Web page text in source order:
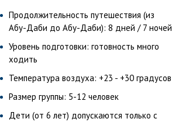
Продолжительность путешествия (из
Абу-Даби до Абу-Даби): 8 дней / 7 ночей
Уровень подготовки: готовность много
ходить
Температура воздуха: +23 - +30 градусов
Размер группы: 5-12 человек
Дети (от 6 лет) допускаются только с